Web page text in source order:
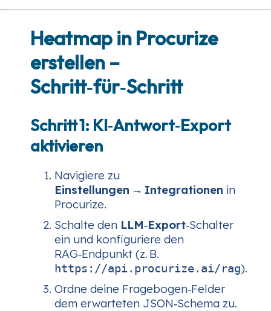
Heatmap in Procurize
erstellen –
Schritt‑für‑Schritt
Schritt 1: KI‑Antwort‑Export
aktivieren
Navigiere zu
Einstellungen → Integrationen in
Procurize.
Schalte den LLM‑Export‑Schalter
ein und konfiguriere den
RAG‑Endpunkt (z. B.
https://api.procurize.ai/rag).
Ordne deine Fragebogen‑Felder
dem erwarteten JSON‑Schema zu.